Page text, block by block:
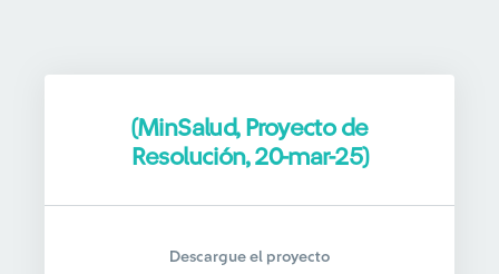
(MinSalud, Proyecto de
Resolución, 20-mar-25)
Descargue el proyecto